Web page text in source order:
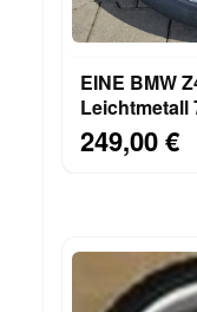
EINE BMW
Leichtmetall
J x 18 Zoll
249,00 €